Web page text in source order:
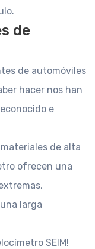
de
de automóviles
hacer nos han
e
de alta
ofrecen una
larga
SEIM!